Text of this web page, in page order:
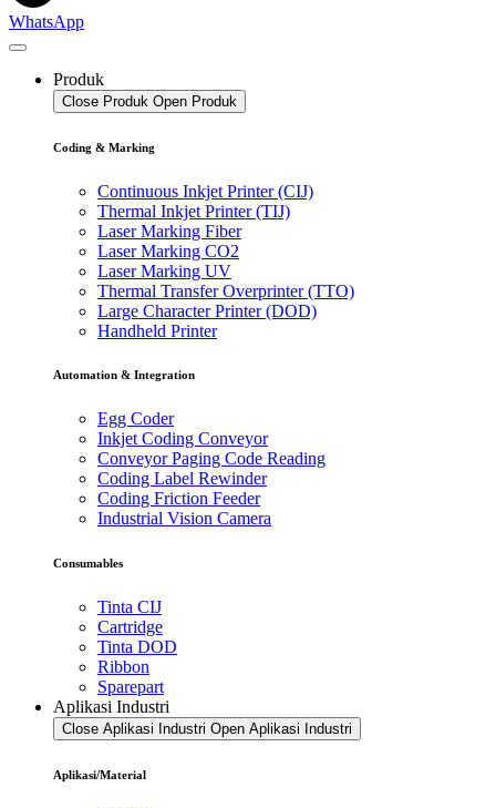
WhatsApp
Produk
Close Produk Open Produk
Coding & Marking
Continuous Inkjet Printer (CIJ)
Thermal Inkjet Printer (TIJ)
Laser Marking Fiber
Laser Marking CO2
Laser Marking UV
Thermal Transfer Overprinter (TTO)
Large Character Printer (DOD)
Handheld Printer
Automation & Integration
Egg Coder
Inkjet Coding Conveyor
Conveyor Paging Code Reading
Coding Label Rewinder
Coding Friction Feeder
Industrial Vision Camera
Consumables
Tinta CIJ
Cartridge
Tinta DOD
Ribbon
Sparepart
Aplikasi Industri
Close Aplikasi Industri Open Aplikasi Industri
Aplikasi/Material